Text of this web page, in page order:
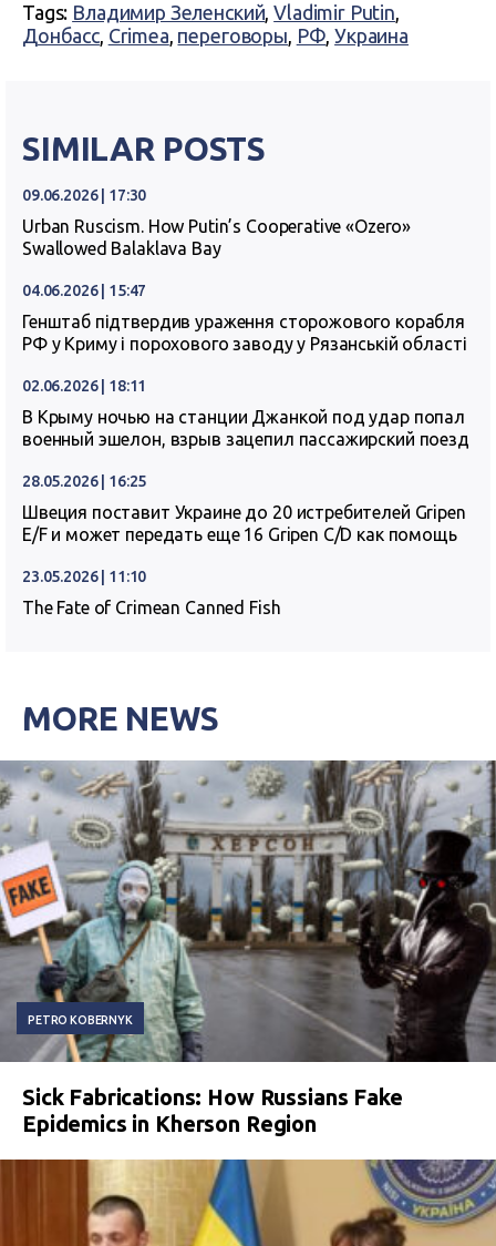
Tags: Владимир Зеленский,Vladimir Putin,
Донбасс, Crimea, переговоры, РФ,Украина
SIMILAR POSTS
09.06.2026 | 17:30
Urban Ruscism. How Putin’s Cooperative «Ozero»
Swallowed Balaklava Bay
04.06.2026 | 15:47
Генштаб підтвердив ураження сторожового корабля
РФ у Криму і порохового заводу у Рязанській області
02.06.2026 | 18:11
В Крыму ночью на станции Джанкой под удар попал
военный эшелон, взрыв зацепил пассажирский поезд
28.05.2026 | 16:25
Швеция поставит Украине до 20 истребителей Gripen
E/F и может передать еще 16 Gripen C/D как помощь
23.05.2026 | 11:10
The Fate of Crimean Canned Fish
MORE NEWS
PETRO KOBERNYK
Sick Fabrications: How Russians Fake
Epidemics in Kherson Region